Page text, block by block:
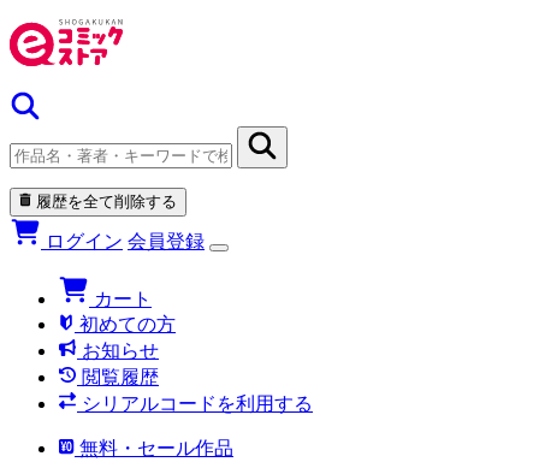
履歴を全て削除する
ログイン 会員登録
カート
初めての方
お知らせ
閲覧履歴
シリアルコードを利用する
無料・セール作品